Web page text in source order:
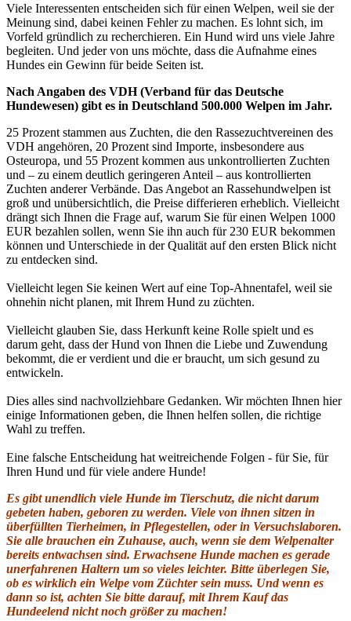
Viele Interessenten entscheiden sich für einen Welpen, weil sie der
Meinung sind, dabei keinen Fehler zu machen. Es lohnt sich, im
Vorfeld gründlich zu recherchieren. Ein Hund wird uns viele Jahre
begleiten. Und jeder von uns möchte, dass die Aufnahme eines
Hundes ein Gewinn für beide Seiten ist.
Nach Angaben des VDH (Verband für das Deutsche
Hundewesen) gibt es in Deutschland 500.000 Welpen im Jahr.
25 Prozent stammen aus Zuchten, die den Rassezuchtvereinen des
VDH angehören, 20 Prozent sind Importe, insbesondere aus
Osteuropa, und 55 Prozent kommen aus unkontrollierten Zuchten
und – zu einem deutlich geringeren Anteil – aus kontrollierten
Zuchten anderer Verbände. Das Angebot an Rassehundwelpen ist
groß und unübersichtlich, die Preise differieren erheblich. Vielleicht
drängt sich Ihnen die Frage auf, warum Sie für einen Welpen 1000
EUR bezahlen sollen, wenn Sie ihn auch für 230 EUR bekommen
können und Unterschiede in der Qualität auf den ersten Blick nicht
zu entdecken sind.
Vielleicht legen Sie keinen Wert auf eine Top-Ahnentafel, weil sie
ohnehin nicht planen, mit Ihrem Hund zu züchten.
Vielleicht glauben Sie, dass Herkunft keine Rolle spielt und es
darum geht, dass der Hund von Ihnen die Liebe und Zuwendung
bekommt, die er verdient und die er braucht, um sich gesund zu
entwickeln.
Dies alles sind nachvollziehbare Gedanken. Wir möchten Ihnen hier
einige Informationen geben, die Ihnen helfen sollen, die richtige
Wahl zu treffen.
Eine falsche Entscheidung hat weitreichende Folgen - für Sie, für
Ihren Hund und für viele andere Hunde!
Es gibt unendlich viele Hunde im Tierschutz, die nicht darum
gebeten haben, geboren zu werden. Viele von ihnen sitzen in
überfüllten Tierheimen, in Pflegestellen, oder in Versuchslaboren.
Sie alle brauchen ein Zuhause, auch, wenn sie dem Welpenalter
bereits entwachsen sind. Erwachsene Hunde machen es gerade
unerfahrenen Haltern um so vieles leichter. Bitte überlegen Sie,
ob es wirklich ein Welpe vom Züchter sein muss. Und wenn es
dann so ist, achten Sie bitte darauf, mit Ihrem Kauf das
Hundeelend nicht noch größer zu machen!